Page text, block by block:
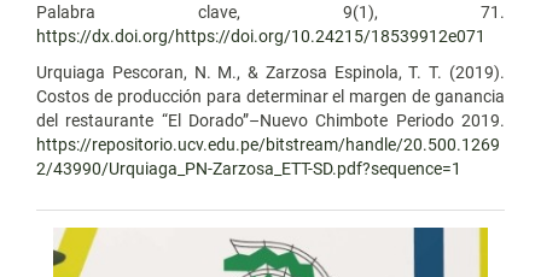
Palabra clave, 9(1), 71.
https://dx.doi.org/https://doi.org/10.24215/18539912e071
Urquiaga Pescoran, N. M., & Zarzosa Espinola, T. T. (2019).
Costos de producción para determinar el margen de ganancia
del restaurante “El Dorado”–Nuevo Chimbote Periodo 2019.
https://repositorio.ucv.edu.pe/bitstream/handle/20.500.1269
2/43990/Urquiaga_PN-Zarzosa_ETT-SD.pdf?sequence=1